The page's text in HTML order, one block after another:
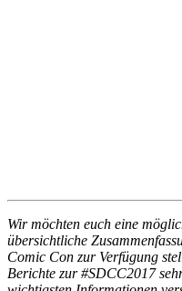
Wir möchten euch eine
übersichtliche
Comic Con zur Verfügung
Berichte zur #SDCC2017